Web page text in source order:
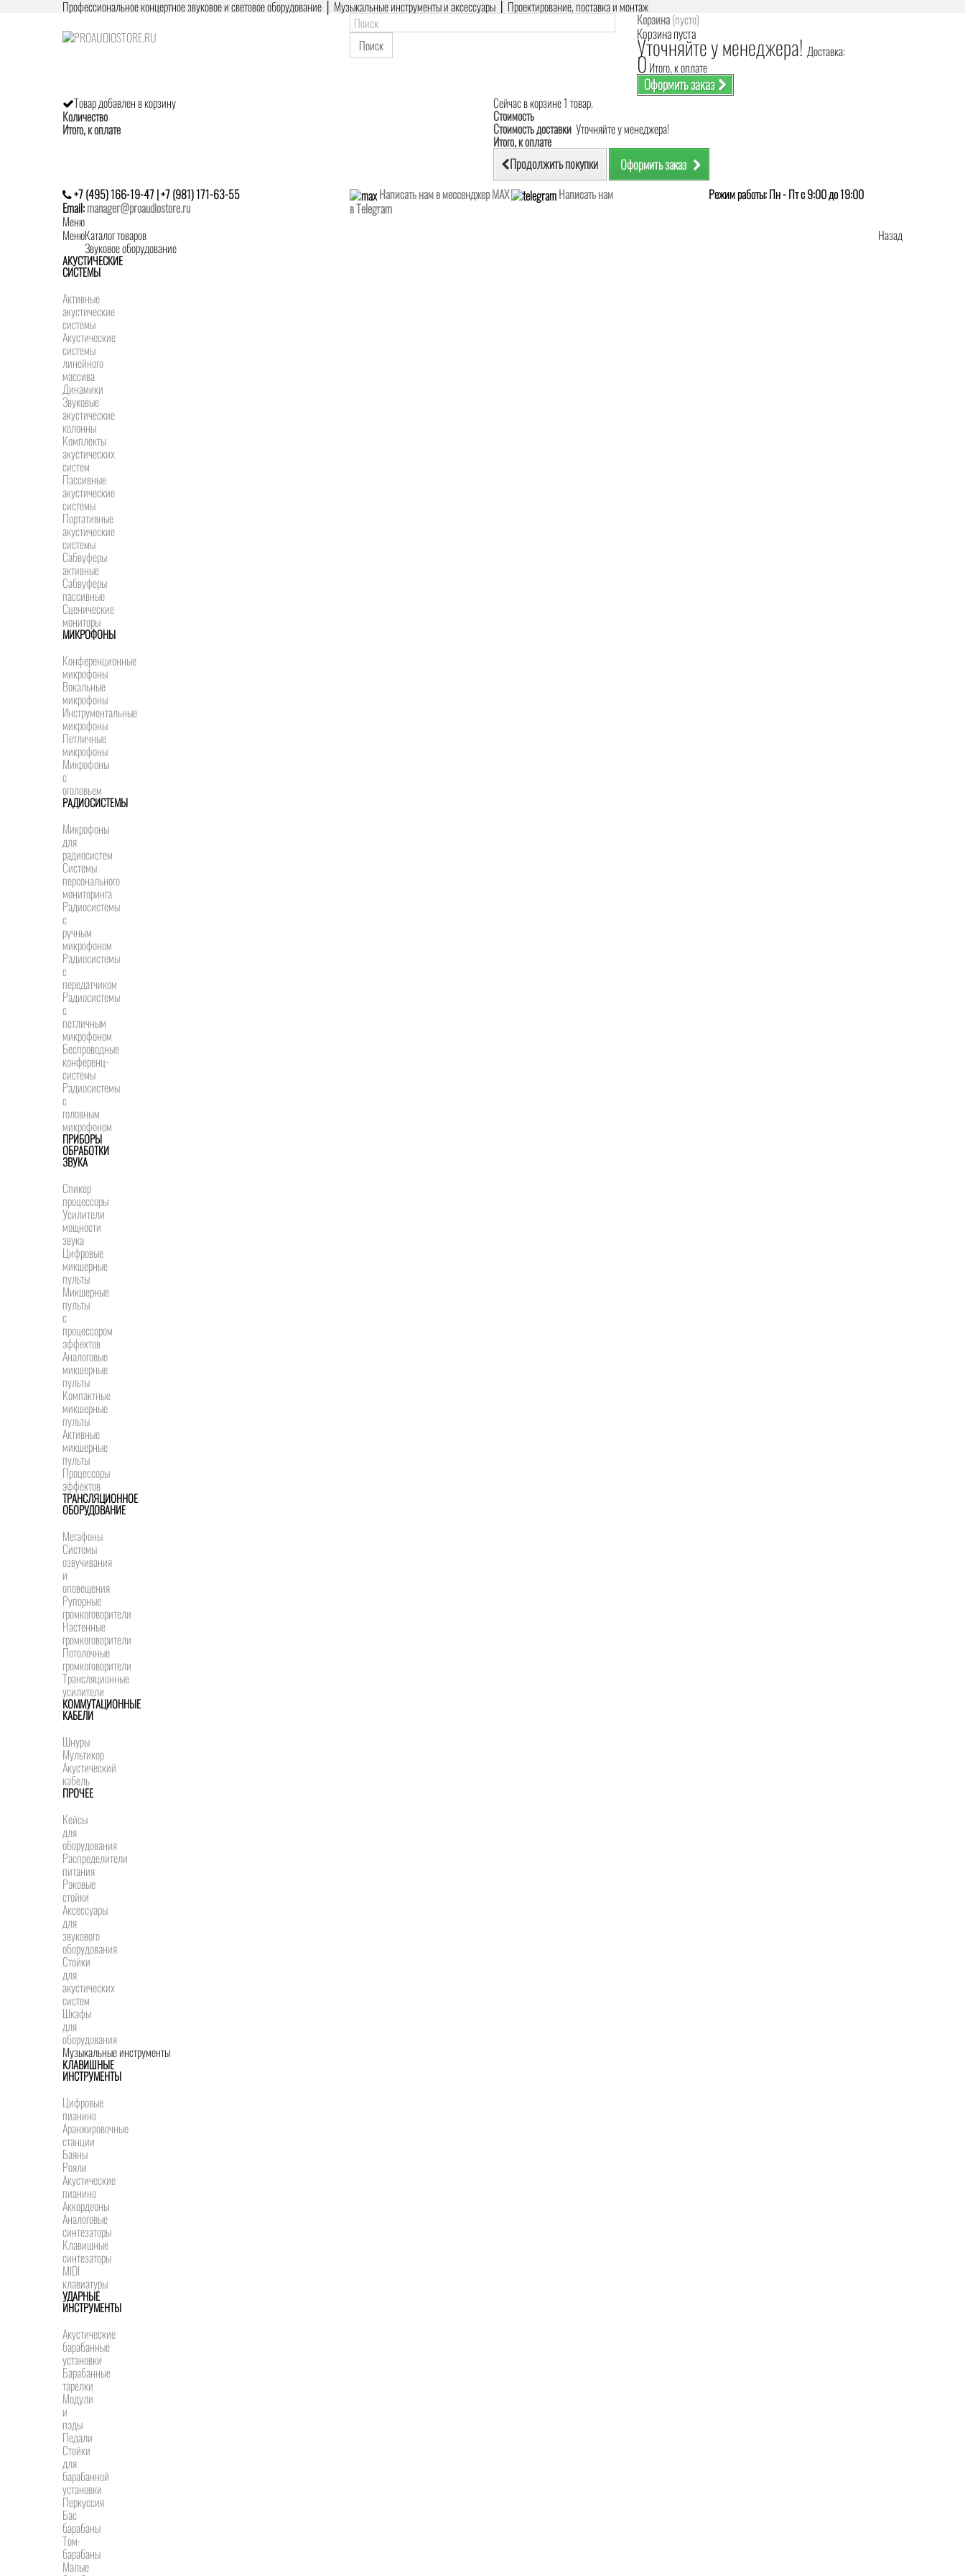
Профессиональное концертное звуковое и световое оборудование │ Музыкальные инструменты и аксессуары │ Проектирование, поставка и монтаж
Поиск
Корзина(пусто)
Корзина пуста
Уточняйте у менеджера! Доставка:
0 Итого, к оплате
Оформить заказ
Товар добавлен в корзину
Количество
Итого, к оплате
Сейчас в корзине 1 товар.
Стоимость
Стоимость доставки Уточняйте у менеджера!
Итого, к оплате
Продолжить покупки Оформить заказ
+7 (495) 166-19-47 | +7 (981) 171-63-55
Email:manager@proaudiostore.ru
Написать нам в мессенджер MAX
Написать нам
в Telegram
Режим работы: Пн - Пт с 9:00 до 19:00
Меню
Меню Назад
Каталог товаров
Звуковое оборудование
АКУСТИЧЕСКИЕ
СИСТЕМЫ
Активные
акустические
системы
Акустические
системы
линейного
массива
Динамики
Звуковые
акустические
колонны
Комплекты
акустических
систем
Пассивные
акустические
системы
Портативные
акустические
системы
Сабвуферы
активные
Сабвуферы
пассивные
Сценические
мониторы
МИКРОФОНЫ
Конференционные
микрофоны
Вокальные
микрофоны
Инструментальные
микрофоны
Петличные
микрофоны
Микрофоны
с
оголовьем
РАДИОСИСТЕМЫ
Микрофоны
для
радиосистем
Системы
персонального
мониторинга
Радиосистемы
c
ручным
микрофоном
Радиосистемы
с
передатчиком
Радиосистемы
с
петличным
микрофоном
Беспроводные
конференц-
системы
Радиосистемы
с
головным
микрофоном
ПРИБОРЫ
ОБРАБОТКИ
ЗВУКА
Спикер
процессоры
Усилители
мощности
звука
Цифровые
микшерные
пульты
Микшерные
пульты
с
процессором
эффектов
Аналоговые
микшерные
пульты
Компактные
микшерные
пульты
Активные
микшерные
пульты
Процессоры
эффектов
ТРАНСЛЯЦИОННОЕ
ОБОРУДОВАНИЕ
Мегафоны
Системы
озвучивания
и
оповещения
Рупорные
громкоговорители
Настенные
громкоговорители
Потолочные
громкоговорители
Трансляционные
усилители
КОММУТАЦИОННЫЕ
КАБЕЛИ
Шнуры
Мультикор
Акустический
кабель
ПРОЧЕЕ
Кейсы
для
оборудования
Распределители
питания
Рэковые
стойки
Аксессуары
для
звукового
оборудования
Стойки
для
акустических
систем
Шкафы
для
оборудования
Музыкальные инструменты
КЛАВИШНЫЕ
ИНСТРУМЕНТЫ
Цифровые
пианино
Аранжировочные
станции
Баяны
Рояли
Акустические
пианино
Аккордеоны
Аналоговые
синтезаторы
Клавишные
синтезаторы
MIDI
клавиатуры
УДАРНЫЕ
ИНСТРУМЕНТЫ
Акустические
барабанные
установки
Барабанные
тарелки
Модули
и
пэды
Педали
Стойки
для
барабанной
установки
Перкуссия
Бас
барабаны
Том-
барабаны
Малые